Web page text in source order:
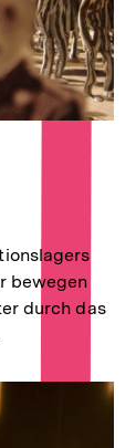
bewegen
durch das